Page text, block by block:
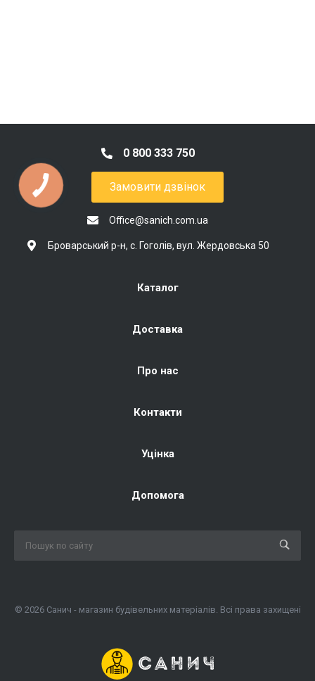
0 800 333 750
Замовити дзвінок
Office@sanich.com.ua
Броварський р-н, с. Гоголів, вул. Жердовська 50
Каталог
Доставка
Про нас
Контакти
Уцінка
Допомога
© 2026 Санич - магазин будівельних матеріалів. Всі права захищені